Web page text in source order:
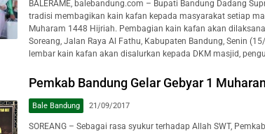
BALERAME, balebandung.com – Bupati Bandung Dadang
tradisi membagikan kain kafan kepada masyarakat setiap
Muharam 1448 Hijriah. Pembagian kain kafan akan
Soreang, Jalan Raya Al Fathu, Kabupaten Bandung, Senin
lembar kain kafan akan disalurkan kepada DKM masjid,
Pemkab Bandung Gelar Gebyar 1
Bale Bandung 21/09/2017
SOREANG – Sebagai rasa syukur terhadap Allah SWT,